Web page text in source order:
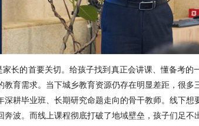
家长的首要关切。给孩子找到真正会讲课、懂备考的
教育需求。当下城乡教育资源仍存在明显差距，很多
深耕毕业班、长期研究命题走向的骨干教师。线下想
奔波。而线上课程彻底打破了地域壁垒，孩子们足不